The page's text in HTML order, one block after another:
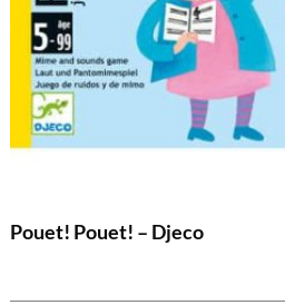
Pouet! Pouet! – Djeco